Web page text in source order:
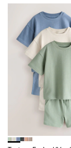
Blanket
All Bags
New In
Bags
Denim
Raincoats
Shackets
Gilets
Fleeces
Teddy
Puffers